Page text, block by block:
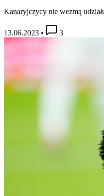
Kanaryjczycy nie wezmą
13.06.2023 • 3